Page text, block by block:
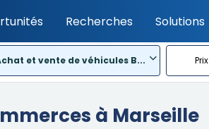
Recherches Solutions
et vente de véhicules B... Prix
à Marseille